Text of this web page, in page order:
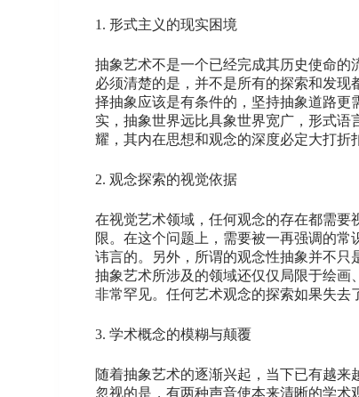
1. 形式主义的现实困境
抽象艺术不是一个已经完成其历史使命
必须清楚的是，并不是所有的探索和发
择抽象应该是有条件的，坚持抽象道路
实，抽象世界远比具象世界宽广，形式
耀，其内在思想和观念的深度必定大打折
2. 观念探索的视觉依据
在视觉艺术领域，任何观念的存在都需
限。在这个问题上，需要被一再强调的
讳言的。另外，所谓的观念性抽象并不只
抽象艺术所涉及的领域还仅仅局限于绘画
非常罕见。任何艺术观念的探索如果失去
3. 学术概念的模糊与颠覆
随着抽象艺术的逐渐兴起，当下已有越
忽视的是，有两种声音使本来清晰的学